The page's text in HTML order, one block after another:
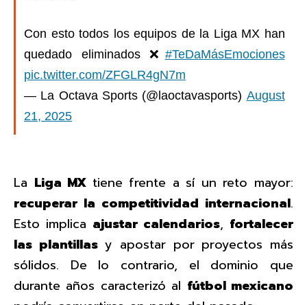
Con esto todos los equipos de la Liga MX han
quedado eliminados ❌ #TeDaMásEmociones
pic.twitter.com/ZFGLR4gN7m
— La Octava Sports (@laoctavasports) August
21, 2025
La Liga MX tiene frente a sí un reto mayor:
recuperar la competitividad internacional.
Esto implica ajustar calendarios, fortalecer
las plantillasy apostar por proyectos más
sólidos. De lo contrario, el dominio que
durante años caracterizó al fútbol mexicano